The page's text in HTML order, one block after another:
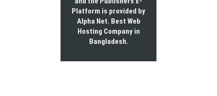
Platform is provided by
Alpha Net. Best Web
Hosting Company in
Bangladesh.